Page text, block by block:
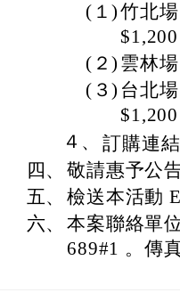
(１)竹北
$1,200
(２) 雲林
(３) 台北
$1,200
４、 訂購連
四、 敬請惠予公
五、 檢送本活動
六、 本案聯絡單
689#1 。傳